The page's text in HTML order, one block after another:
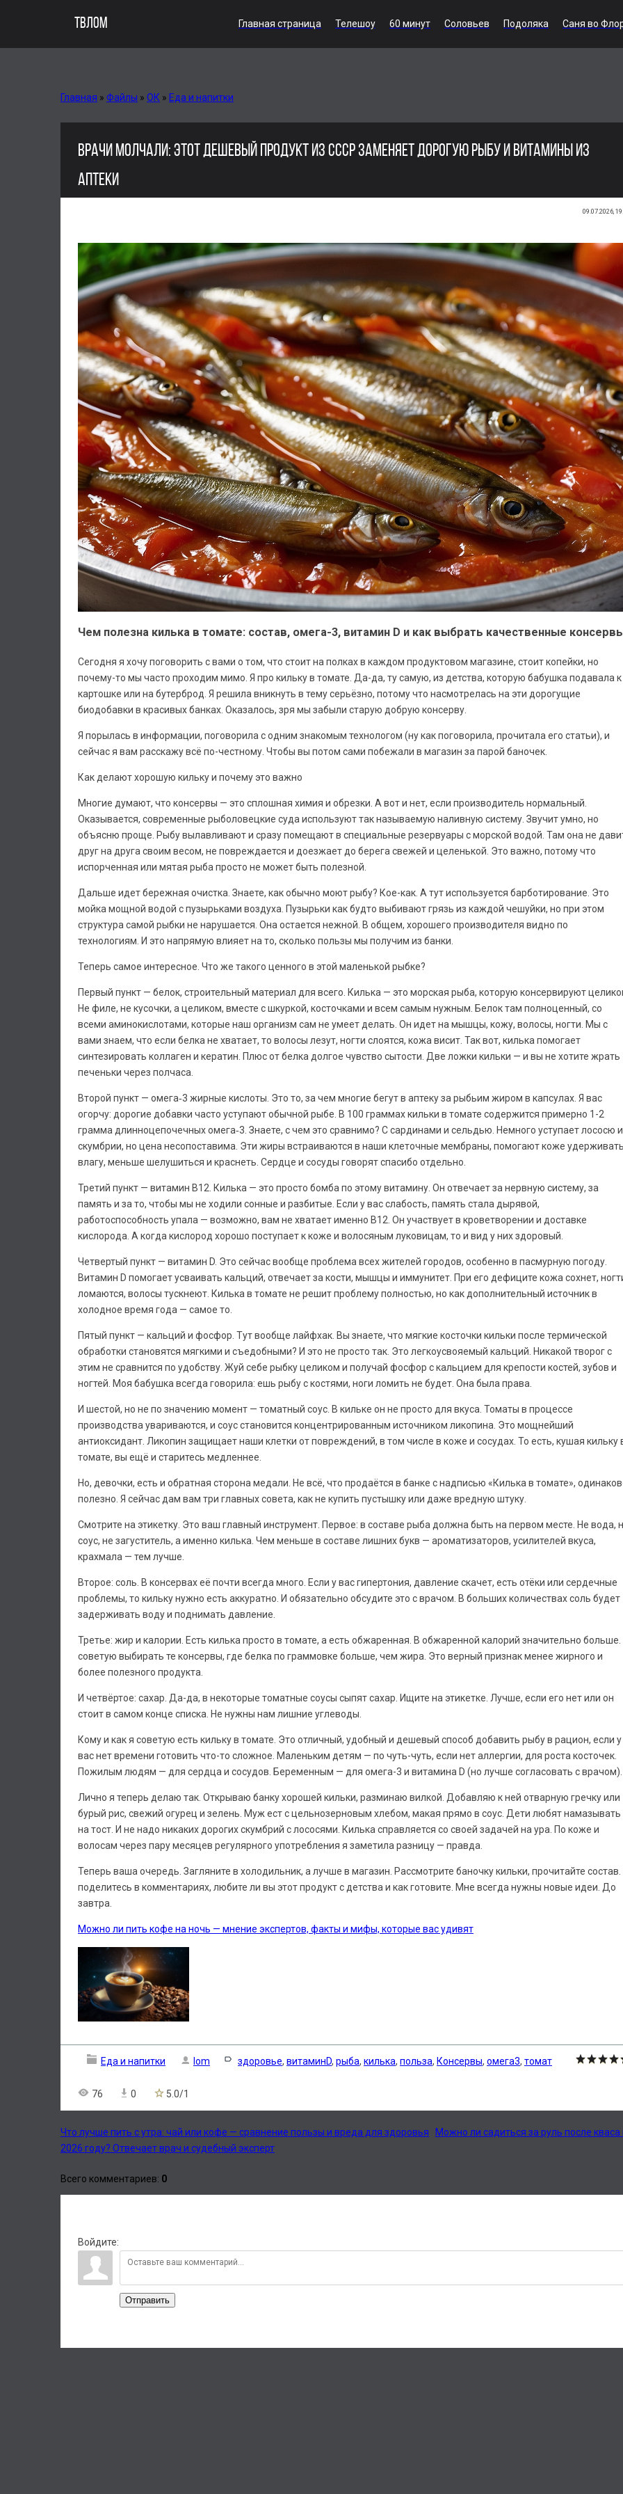
ТВЛОМ Главная страница Телешоу 60 минут Соловьев Подоляка Саня во
Главная » Файлы » ОК » Еда и напитки
ВРАЧИ МОЛЧАЛИ: ЭТОТ ДЕШЕВЫЙ ПРОДУКТ ИЗ СССР ЗАМЕНЯЕТ ДОРОГУЮ РЫБУ И ВИТАМИНЫ ИЗ
АПТЕКИ
09.07.2026,
Чем полезна килька в томате: состав, омега-3, витамин D и как выбрать качественные
Сегодня я хочу поговорить с вами о том, что стоит на полках в каждом продуктовом магазине, стоит копейки, но
почему-то мы часто проходим мимо. Я про кильку в томате. Да-да, ту самую, из детства, которую бабушка подавала к
картошке или на бутерброд. Я решила вникнуть в тему серьёзно, потому что насмотрелась на эти дорогущие
биодобавки в красивых банках. Оказалось, зря мы забыли старую добрую консерву.
Я порылась в информации, поговорила с одним знакомым технологом (ну как поговорила, прочитала его статьи), и
сейчас я вам расскажу всё по-честному. Чтобы вы потом сами побежали в магазин за парой баночек.
Как делают хорошую кильку и почему это важно
Многие думают, что консервы — это сплошная химия и обрезки. А вот и нет, если производитель нормальный.
Оказывается, современные рыболовецкие суда используют так называемую наливную систему. Звучит умно, но
объясню проще. Рыбу вылавливают и сразу помещают в специальные резервуары с морской водой. Там она не
друг на друга своим весом, не повреждается и доезжает до берега свежей и целенькой. Это важно, потому что
испорченная или мятая рыба просто не может быть полезной.
Дальше идет бережная очистка. Знаете, как обычно моют рыбу? Кое-как. А тут используется барботирование. Это
мойка мощной водой с пузырьками воздуха. Пузырьки как будто выбивают грязь из каждой чешуйки, но при этом
структура самой рыбки не нарушается. Она остается нежной. В общем, хорошего производителя видно по
технологиям. И это напрямую влияет на то, сколько пользы мы получим из банки.
Теперь самое интересное. Что же такого ценного в этой маленькой рыбке?
Первый пункт — белок, строительный материал для всего. Килька — это морская рыба, которую консервируют
Не филе, не кусочки, а целиком, вместе с шкуркой, косточками и всем самым нужным. Белок там полноценный, со
всеми аминокислотами, которые наш организм сам не умеет делать. Он идет на мышцы, кожу, волосы, ногти. Мы с
вами знаем, что если белка не хватает, то волосы лезут, ногти слоятся, кожа висит. Так вот, килька помогает
синтезировать коллаген и кератин. Плюс от белка долгое чувство сытости. Две ложки кильки — и вы не хотите жрать
печеньки через полчаса.
Второй пункт — омега‑3 жирные кислоты. Это то, за чем многие бегут в аптеку за рыбьим жиром в капсулах. Я вас
огорчу: дорогие добавки часто уступают обычной рыбе. В 100 граммах кильки в томате содержится примерно 1-2
грамма длинноцепочечных омега‑3. Знаете, с чем это сравнимо? С сардинами и сельдью. Немного уступает лососю и
скумбрии, но цена несопоставима. Эти жиры встраиваются в наши клеточные мембраны, помогают коже
влагу, меньше шелушиться и краснеть. Сердце и сосуды говорят спасибо отдельно.
Третий пункт — витамин B12. Килька — это просто бомба по этому витамину. Он отвечает за нервную систему, за
память и за то, чтобы мы не ходили сонные и разбитые. Если у вас слабость, память стала дырявой,
работоспособность упала — возможно, вам не хватает именно B12. Он участвует в кроветворении и доставке
кислорода. А когда кислород хорошо поступает к коже и волосяным луковицам, то и вид у них здоровый.
Четвертый пункт — витамин D. Это сейчас вообще проблема всех жителей городов, особенно в пасмурную погоду.
Витамин D помогает усваивать кальций, отвечает за кости, мышцы и иммунитет. При его дефиците кожа сохнет,
ломаются, волосы тускнеют. Килька в томате не решит проблему полностью, но как дополнительный источник в
холодное время года — самое то.
Пятый пункт — кальций и фосфор. Тут вообще лайфхак. Вы знаете, что мягкие косточки кильки после термической
обработки становятся мягкими и съедобными? И это не просто так. Это легкоусвояемый кальций. Никакой творог с
этим не сравнится по удобству. Жуй себе рыбку целиком и получай фосфор с кальцием для крепости костей, зубов и
ногтей. Моя бабушка всегда говорила: ешь рыбу с костями, ноги ломить не будет. Она была права.
И шестой, но не по значению момент — томатный соус. В кильке он не просто для вкуса. Томаты в процессе
производства увариваются, и соус становится концентрированным источником ликопина. Это мощнейший
антиоксидант. Ликопин защищает наши клетки от повреждений, в том числе в коже и сосудах. То есть, кушая кильку
томате, вы ещё и старитесь медленнее.
Но, девочки, есть и обратная сторона медали. Не всё, что продаётся в банке с надписью «Килька в томате»,
полезно. Я сейчас дам вам три главных совета, как не купить пустышку или даже вредную штуку.
Смотрите на этикетку. Это ваш главный инструмент. Первое: в составе рыба должна быть на первом месте. Не вода,
соус, не загуститель, а именно килька. Чем меньше в составе лишних букв — ароматизаторов, усилителей вкуса,
крахмала — тем лучше.
Второе: соль. В консервах её почти всегда много. Если у вас гипертония, давление скачет, есть отёки или сердечные
проблемы, то кильку нужно есть аккуратно. И обязательно обсудите это с врачом. В больших количествах соль будет
задерживать воду и поднимать давление.
Третье: жир и калории. Есть килька просто в томате, а есть обжаренная. В обжаренной калорий значительно больше.
советую выбирать те консервы, где белка по граммовке больше, чем жира. Это верный признак менее жирного и
более полезного продукта.
И четвёртое: сахар. Да-да, в некоторые томатные соусы сыпят сахар. Ищите на этикетке. Лучше, если его нет или он
стоит в самом конце списка. Не нужны нам лишние углеводы.
Кому и как я советую есть кильку в томате. Это отличный, удобный и дешевый способ добавить рыбу в рацион, если у
вас нет времени готовить что-то сложное. Маленьким детям — по чуть-чуть, если нет аллергии, для роста косточек.
Пожилым людям — для сердца и сосудов. Беременным — для омега-3 и витамина D (но лучше согласовать с врачом).
Лично я теперь делаю так. Открываю банку хорошей кильки, разминаю вилкой. Добавляю к ней отварную гречку или
бурый рис, свежий огурец и зелень. Муж ест с цельнозерновым хлебом, макая прямо в соус. Дети любят намазывать
на тост. И не надо никаких дорогих скумбрий с лососями. Килька справляется со своей задачей на ура. По коже и
волосам через пару месяцев регулярного употребления я заметила разницу — правда.
Теперь ваша очередь. Загляните в холодильник, а лучше в магазин. Рассмотрите баночку кильки, прочитайте состав.
поделитесь в комментариях, любите ли вы этот продукт с детства и как готовите. Мне всегда нужны новые идеи. До
завтра.
Можно ли пить кофе на ночь — мнение экспертов, факты и мифы, которые вас удивят
Еда и напитки lom здоровье, витаминD, рыба, килька, польза, Консервы, омега3, томат
76 0 5.0/1
Что лучше пить с утра: чай или кофе — сравнение пользы и вреда для здоровья
Можно ли садиться за руль после кваса
2026 году? Отвечает врач и судебный эксперт
Всего комментариев: 0
Войдите:
Отправить